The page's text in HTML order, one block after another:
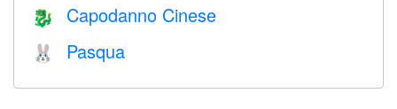
🐉 Capodanno Cinese
🐰 Pasqua